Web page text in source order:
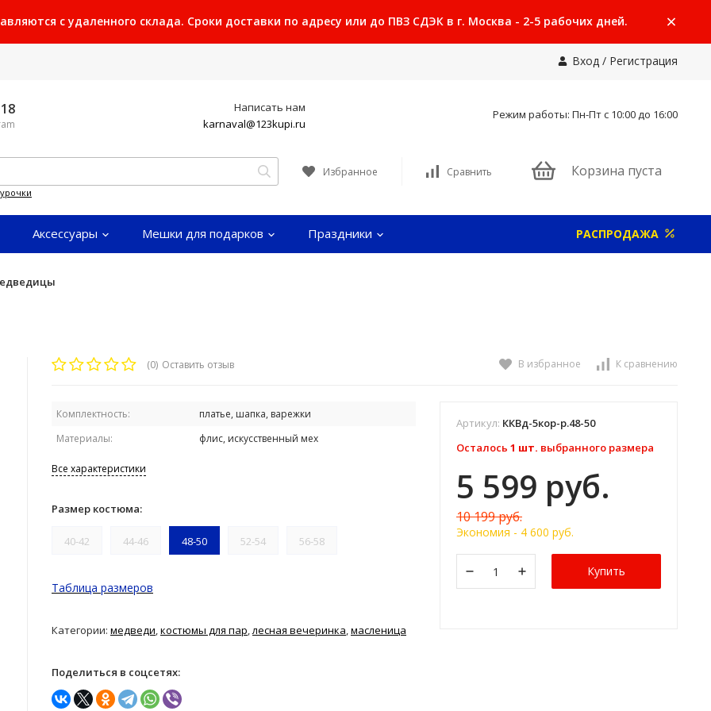
с удаленного склада. Сроки доставки по адресу или до ПВЗ СДЭК в г. Москва - 2-5 рабочих дней.
Вход / Регистрация
Написать нам
karnaval@123kupi.ru
Режим работы: Пн-Пт с 10:00 до 16:00
Избранное Сравнить Корзина пуста
Аксессуары Мешки для подарков Праздники РАСПРОДАЖА
(0) Оставить отзыв В избранное К сравнению
Комплектность:
платье, шапка, варежки
Материалы:
флис, искусственный мех
Все характеристики
Размер костюма:
40-42 44-46 48-50 52-54 56-58
Таблица размеров
Категории: медведи,костюмы для пар,лесная вечеринка,масленица
Поделиться в соцсетях:
Артикул: ККВд-5кор-р.48-50
Осталось 1 шт. выбранного размера
5 599 руб.
10 199 руб.
Экономия - 4 600 руб.
Купить